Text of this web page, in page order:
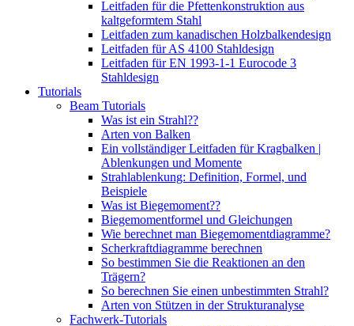
Leitfaden für die Pfettenkonstruktion aus
kaltgeformtem Stahl
Leitfaden zum kanadischen Holzbalkendesign
Leitfaden für AS 4100 Stahldesign
Leitfaden für EN 1993-1-1 Eurocode 3
Stahldesign
Tutorials
Beam Tutorials
Was ist ein Strahl??
Arten von Balken
Ein vollständiger Leitfaden für Kragbalken |
Ablenkungen und Momente
Strahlablenkung: Definition, Formel, und
Beispiele
Was ist Biegemoment??
Biegemomentformel und Gleichungen
Wie berechnet man Biegemomentdiagramme?
Scherkraftdiagramme berechnen
So bestimmen Sie die Reaktionen an den
Trägern?
So berechnen Sie einen unbestimmten Strahl?
Arten von Stützen in der Strukturanalyse
Fachwerk-Tutorials